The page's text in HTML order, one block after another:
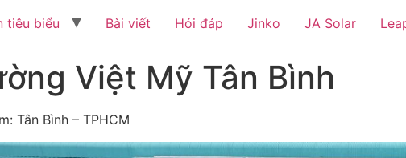
tiêu biểu
Bài viết Hỏi đáp Jinko JA Solar
Việt Mỹ Tân Bình
Tân Bình – TPHCM